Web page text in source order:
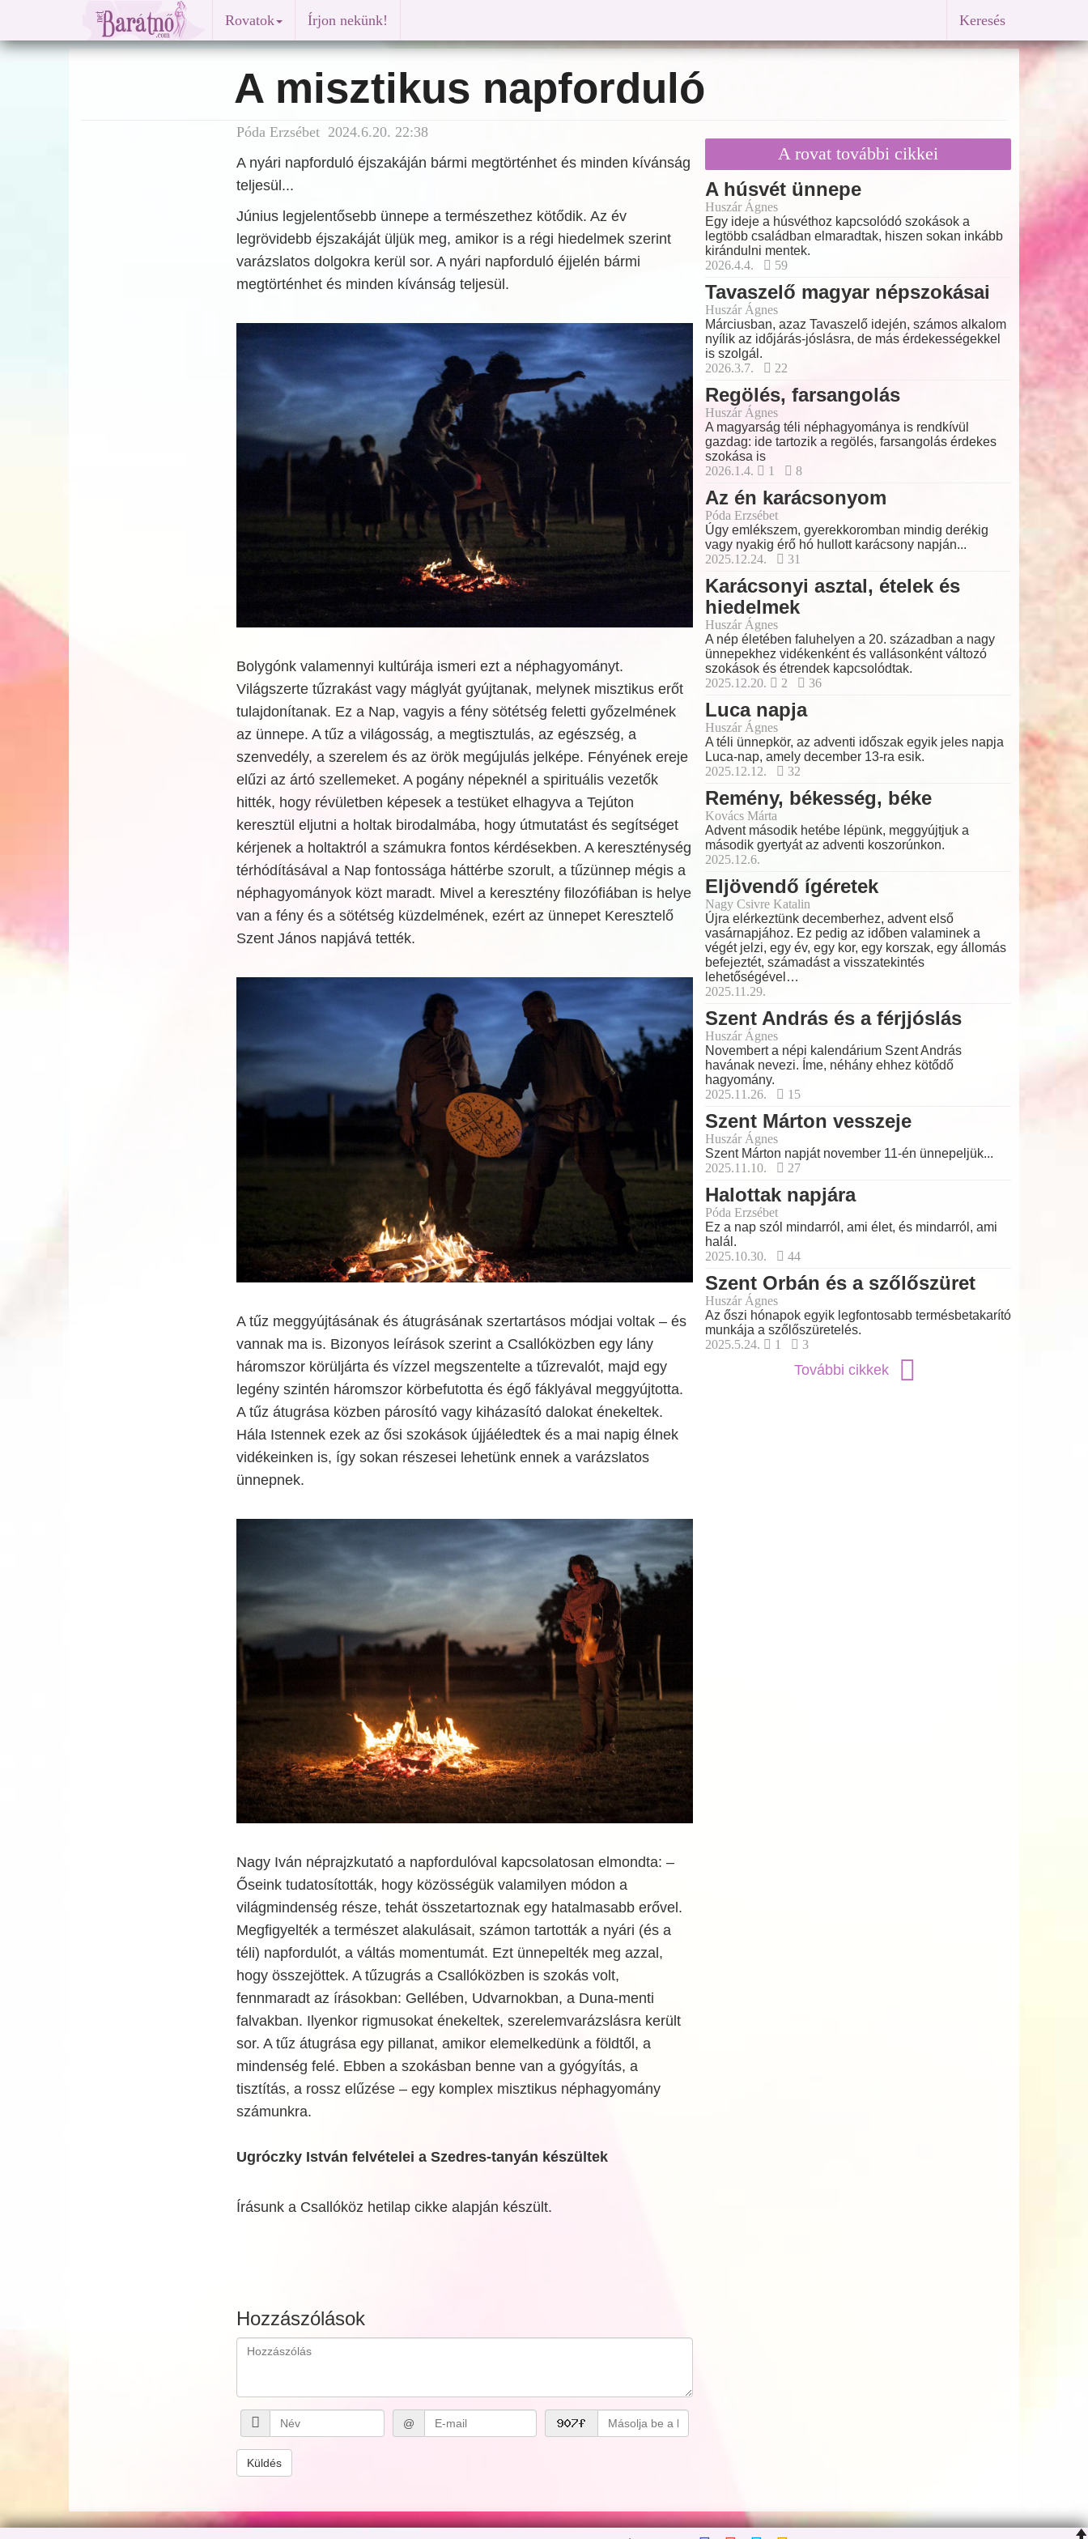
Rovatok Írjon nekünk! Keresés
A misztikus napforduló
Póda Erzsébet 2024.6.20. 22:38
A nyári napforduló éjszakáján bármi megtörténhet és minden kívánság
teljesül...
Június legjelentősebb ünnepe a természethez kötődik. Az év
legrövidebb éjszakáját üljük meg, amikor is a régi hiedelmek szerint
varázslatos dolgokra kerül sor. A nyári napforduló éjjelén bármi
megtörténhet és minden kívánság teljesül.
Bolygónk valamennyi kultúrája ismeri ezt a néphagyományt.
Világszerte tűzrakást vagy máglyát gyújtanak, melynek misztikus erőt
tulajdonítanak. Ez a Nap, vagyis a fény sötétség feletti győzelmének
az ünnepe. A tűz a világosság, a megtisztulás, az egészség, a
szenvedély, a szerelem és az örök megújulás jelképe. Fényének ereje
elűzi az ártó szellemeket. A pogány népeknél a spirituális vezetők
hitték, hogy révületben képesek a testüket elhagyva a Tejúton
keresztül eljutni a holtak birodalmába, hogy útmutatást és segítséget
kérjenek a holtaktról a számukra fontos kérdésekben. A kereszténység
térhódításával a Nap fontossága háttérbe szorult, a tűzünnep mégis a
néphagyományok közt maradt. Mivel a keresztény filozófiában is helye
van a fény és a sötétség küzdelmének, ezért az ünnepet Keresztelő
Szent János napjává tették.
A tűz meggyújtásának és átugrásának szertartásos módjai voltak – és
vannak ma is. Bizonyos leírások szerint a Csallóközben egy lány
háromszor körüljárta és vízzel megszentelte a tűzrevalót, majd egy
legény szintén háromszor körbefutotta és égő fáklyával meggyújtotta.
A tűz átugrása közben párosító vagy kiházasító dalokat énekeltek.
Hála Istennek ezek az ősi szokások újjáéledtek és a mai napig élnek
vidékeinken is, így sokan részesei lehetünk ennek a varázslatos
ünnepnek.
Nagy Iván néprajzkutató a napfordulóval kapcsolatosan elmondta: –
Őseink tudatosították, hogy közösségük valamilyen módon a
világmindenség része, tehát összetartoznak egy hatalmasabb erővel.
Megfigyelték a természet alakulásait, számon tartották a nyári (és a
téli) napfordulót, a váltás momentumát. Ezt ünnepelték meg azzal,
hogy összejöttek. A tűzugrás a Csallóközben is szokás volt,
fennmaradt az írásokban: Gellében, Udvarnokban, a Duna-menti
falvakban. Ilyenkor rigmusokat énekeltek, szerelemvarázslásra került
sor. A tűz átugrása egy pillanat, amikor elemelkedünk a földtől, a
mindenség felé. Ebben a szokásban benne van a gyógyítás, a
tisztítás, a rossz elűzése – egy komplex misztikus néphagyomány
számunkra.
Ugróczky István felvételei a Szedres-tanyán készültek
Írásunk a Csallóköz hetilap cikke alapján készült.
Hozzászólások
@
Küldés
A rovat további cikkei
A húsvét ünnepe
Huszár Ágnes
Egy ideje a húsvéthoz kapcsolódó szokások a
legtöbb családban elmaradtak, hiszen sokan inkább
kirándulni mentek.
2026.4.4.
59
Tavaszelő magyar népszokásai
Huszár Ágnes
Márciusban, azaz Tavaszelő idején, számos alkalom
nyílik az időjárás-jóslásra, de más érdekességekkel
is szolgál.
2026.3.7.
22
Regölés, farsangolás
Huszár Ágnes
A magyarság téli néphagyománya is rendkívül
gazdag: ide tartozik a regölés, farsangolás érdekes
szokása is
2026.1.4.
1 8
Az én karácsonyom
Póda Erzsébet
Úgy emlékszem, gyerekkoromban mindig derékig
vagy nyakig érő hó hullott karácsony napján...
2025.12.24.
31
Karácsonyi asztal, ételek és
hiedelmek
Huszár Ágnes
A nép életében faluhelyen a 20. században a nagy
ünnepekhez vidékenként és vallásonként változó
szokások és étrendek kapcsolódtak.
2025.12.20.
2 36
Luca napja
Huszár Ágnes
A téli ünnepkör, az adventi időszak egyik jeles napja
Luca-nap, amely december 13-ra esik.
2025.12.12.
32
Remény, békesség, béke
Kovács Márta
Advent második hetébe lépünk, meggyújtjuk a
második gyertyát az adventi koszorúnkon.
2025.12.6.
Eljövendő ígéretek
Nagy Csivre Katalin
Újra elérkeztünk decemberhez, advent első
vasárnapjához. Ez pedig az időben valaminek a
végét jelzi, egy év, egy kor, egy korszak, egy állomás
befejeztét, számadást a visszatekintés
lehetőségével…
2025.11.29.
Szent András és a férjjóslás
Huszár Ágnes
Novembert a népi kalendárium Szent András
havának nevezi. Íme, néhány ehhez kötődő
hagyomány.
2025.11.26.
15
Szent Márton vesszeje
Huszár Ágnes
Szent Márton napját november 11-én ünnepeljük...
2025.11.10.
27
Halottak napjára
Póda Erzsébet
Ez a nap szól mindarról, ami élet, és mindarról, ami
halál.
2025.10.30.
44
Szent Orbán és a szőlőszüret
Huszár Ágnes
Az őszi hónapok egyik legfontosabb termésbetakarító
munkája a szőlőszüretelés.
2025.5.24.
1 3
További cikkek